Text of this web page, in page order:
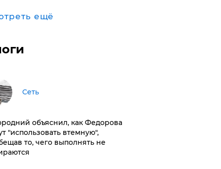
ещё
Сеть
объяснил, как Федорова
"использовать втемную",
то, чего выполнять не